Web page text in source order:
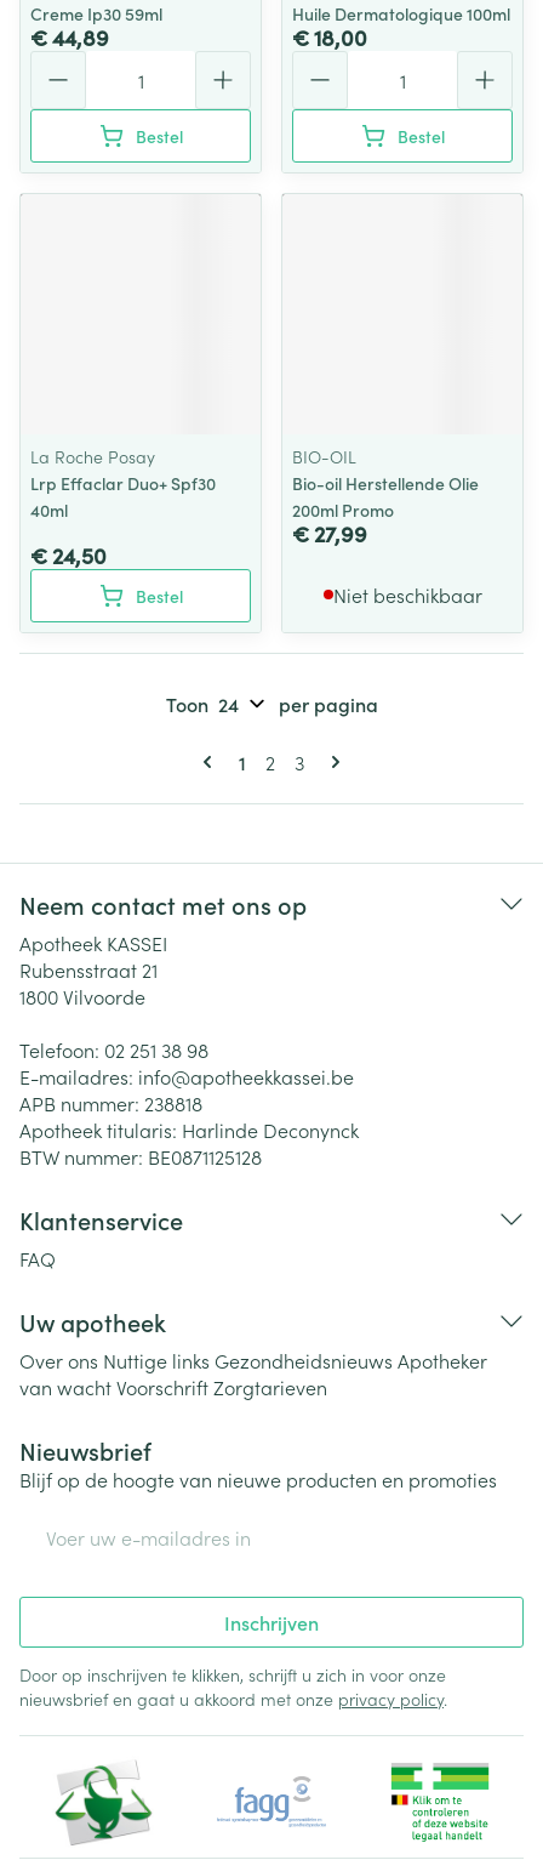
Creme Ip30 59ml
€ 44,89
Bestel
Huile Dermatologique 100ml
€ 18,00
Bestel
La Roche Posay
Lrp Effaclar Duo+ Spf30
40ml
€ 24,50
Bestel
BIO-OIL
Bio-oil Herstellende Olie
200ml Promo
€ 27,99
Niet beschikbaar
Pagina's
U lees momenteel pagina
1 Pagina
2 Pagina
3
Toon per pagina
Neem contact met ons op
Apotheek KASSEI
Rubensstraat 21
1800Vilvoorde
Telefoon: 02 251 38 98
E-mailadres: info@apotheekkassei.be
APB nummer: 238818
Apotheek titularis: Harlinde Deconynck
BTW nummer: BE0871125128
Klantenservice
FAQ
Uw apotheek
Over ons Nuttige links Gezondheidsnieuws Apotheker
van wachtVoorschriftZorgtarieven
Nieuwsbrief
Blijf op de hoogte van nieuwe producten en promoties
Inschrijven
Door op inschrijven te klikken, schrijft u zich in voor onze
nieuwsbrief en gaat u akkoord met onze privacy policy.